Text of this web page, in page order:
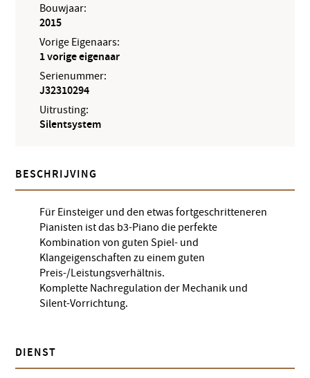
Bouwjaar:
2015
Vorige Eigenaars:
1 vorige eigenaar
Serienummer:
J32310294
Uitrusting:
Silentsystem
BESCHRIJVING
Für Einsteiger und den etwas fortgeschritteneren
Pianisten ist das b3-Piano die perfekte
Kombination von guten Spiel- und
Klangeigenschaften zu einem guten
Preis-/Leistungsverhältnis.
Komplette Nachregulation der Mechanik und
Silent-Vorrichtung.
DIENST